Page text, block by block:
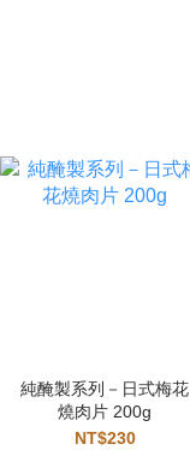
純醃製系列－日式梅花
燒肉片 200g
NT$230